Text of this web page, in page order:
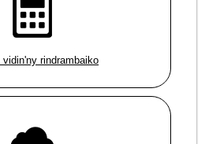
vidin'ny rindrambaiko